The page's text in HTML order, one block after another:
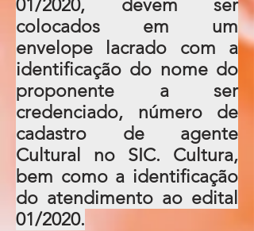
01/2020, devem ser
colocados em um
envelope lacrado com a
identificação do nome do
proponente a ser
credenciado, número de
cadastro de agente
Cultural no SIC. Cultura,
bem como a identificação
do atendimento ao edital
01/2020.